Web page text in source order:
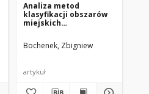
Jacek
Analiza metod
klasyfikacji obszarów
miejskich
wysokorozdzielczych
zdjęciach satelitarnych
Bochenek, Zbigniew
artykuł